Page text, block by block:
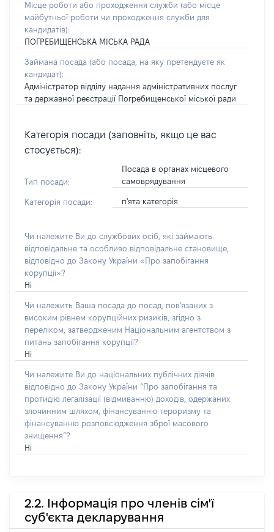
Місце роботи або проходження служби (або місце
майбутньої роботи чи проходження служби для
кандидатів):
ПОГРЕБИЩЕНСЬКА МІСЬКА РАДА
Займана посада (або посада, на яку претендуєте як
кандидат):
Адміністратор відділу надання адміністративних послуг
та державної реєстрації Погребищенської міської ради
Категорія посади (заповніть, якщо це вас
стосується):
Тип посади:
Посада в органах місцевого
самоврядування
Категорія посади: п'ята категорія
Чи належите Ви до службових осіб, які займають
відповідальне та особливо відповідальне становище,
відповідно до Закону України «Про запобігання
корупції»?
Ні
Чи належить Ваша посада до посад, пов'язаних з
високим рівнем корупційних ризиків, згідно з
переліком, затвердженим Національним агентством з
питань запобігання корупції?
Ні
Чи належите Ви до національних публічних діячів
відповідно до Закону України “Про запобігання та
протидію легалізації (відмиванню) доходів, одержаних
злочинним шляхом, фінансуванню тероризму та
фінансуванню розповсюдження зброї масового
знищення”?
Ні
2.2. Інформація про членів сім'ї
суб'єкта декларування